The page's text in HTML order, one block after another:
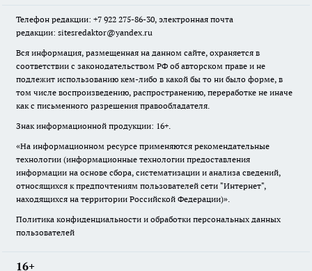
Телефон редакции: +7 922 275-86-30, электронная почта
редакции: sitesredaktor@yandex.ru
Вся информация, размещенная на данном сайте, охраняется в
соответствии с законодательством РФ об авторском праве и не
подлежит использованию кем-либо в какой бы то ни было форме, в
том числе воспроизведению, распространению, переработке не иначе
как с письменного разрешения правообладателя.
Знак информационной продукции: 16+.
«На информационном ресурсе применяются рекомендательные
технологии (информационные технологии предоставления
информации на основе сбора, систематизации и анализа сведений,
относящихся к предпочтениям пользователей сети "Интернет",
находящихся на территории Российской Федерации)».
Политика конфиденциальности и обработки персональных данных
пользователей
16+